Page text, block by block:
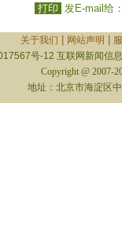
打印 发E-mail给
关于我们 网站声明
号-12 互联网新闻信
Copyright @ 2007-
地址：北京市海淀区